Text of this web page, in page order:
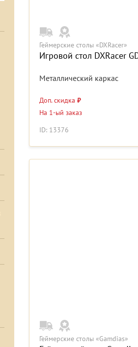
Геймерские столы «DXRacer»
Игровой стол DXRacer
Металлический каркас
Доп. скидка ₽
На 1-ый заказ
ID: 13376
Геймерские столы «Gamdias»